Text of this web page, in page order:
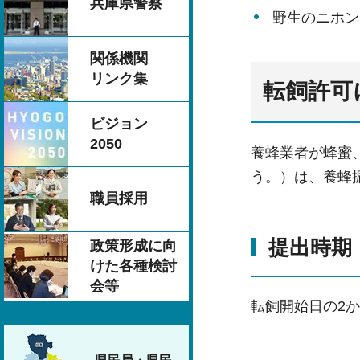
兵庫県警察
関係機関
リンク集
ビジョン
2050
職員採用
政策形成に向
けた各種検討
会等
野生のニホ
転飼許
養蜂業者が蜂蜜
う。）は、養蜂
提出時期
転飼開始日の2